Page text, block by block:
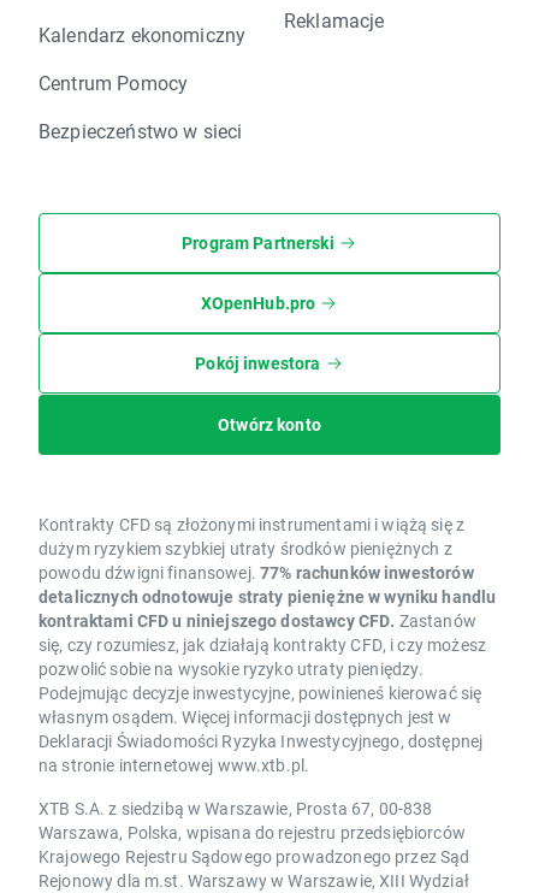
Kalendarz ekonomiczny
Centrum Pomocy
Bezpieczeństwo w sieci
Reklamacje
Program Partnerski
XOpenHub.pro
Pokój inwestora
Otwórz konto
Kontrakty CFD są złożonymi instrumentami i wiążą się z
dużym ryzykiem szybkiej utraty środków pieniężnych z
powodu dźwigni finansowej. 77% rachunków inwestorów
detalicznych odnotowuje straty pieniężne w wyniku handlu
kontraktami CFD u niniejszego dostawcy CFD. Zastanów
się, czy rozumiesz, jak działają kontrakty CFD, i czy możesz
pozwolić sobie na wysokie ryzyko utraty pieniędzy.
Podejmując decyzje inwestycyjne, powinieneś kierować się
własnym osądem. Więcej informacji dostępnych jest w
Deklaracji Świadomości Ryzyka Inwestycyjnego, dostępnej
na stronie internetowej www.xtb.pl.
XTB S.A. z siedzibą w Warszawie, Prosta 67, 00-838
Warszawa, Polska, wpisana do rejestru przedsiębiorców
Krajowego Rejestru Sądowego prowadzonego przez Sąd
Rejonowy dla m.st. Warszawy w Warszawie, XIII Wydział